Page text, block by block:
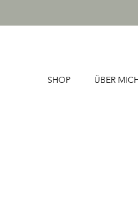
SHOP ÜBER